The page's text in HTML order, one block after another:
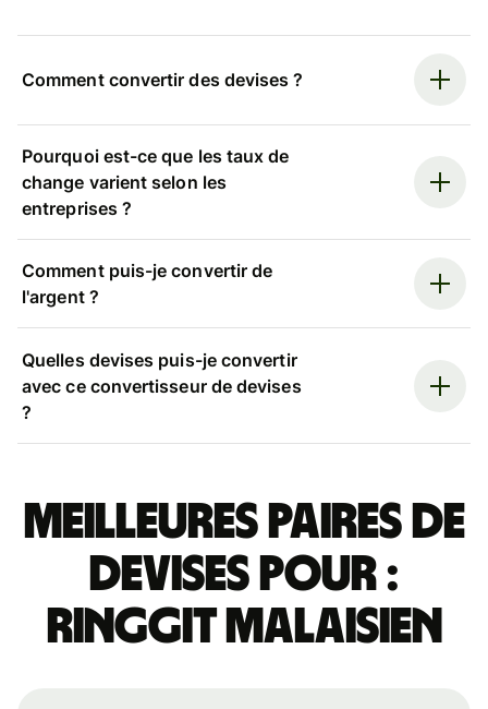
Comment convertir des devises ?
Pourquoi est-ce que les taux de
change varient selon les
entreprises ?
Comment puis-je convertir de
l'argent ?
Quelles devises puis-je convertir
avec ce convertisseur de devises
?
Meilleures paires de
devises pour :
ringgit malaisien